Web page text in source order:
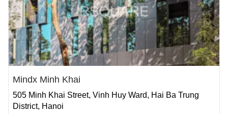
Mindx Minh Khai
505 Minh Khai Street, Vinh Huy Ward, Hai Ba Trung
District, Hanoi